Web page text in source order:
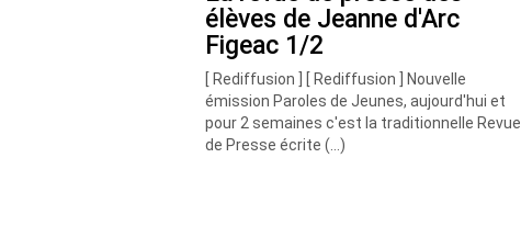
élèves de Jeanne d'Arc
Figeac 1/2
[ Rediffusion ] [ Rediffusion ] Nouvelle
émission Paroles de Jeunes, aujourd'hui et
pour 2 semaines c'est la traditionnelle Revue
de Presse écrite (…)